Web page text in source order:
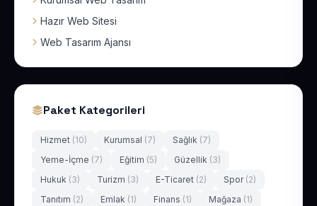
Hazır Web Sitesi
Web Tasarım Ajansı
Paket Kategorileri
Hizmet (10) Kurumsal (7) Sağlık (7)
Yeme-İçme (7) Eğitim (5) Güzellik (3)
Hukuk (3) Turizm (3) E-Ticaret (2) Spor (2)
Tanıtım (2) Emlak (1) Finans (1) Mağaza (1)